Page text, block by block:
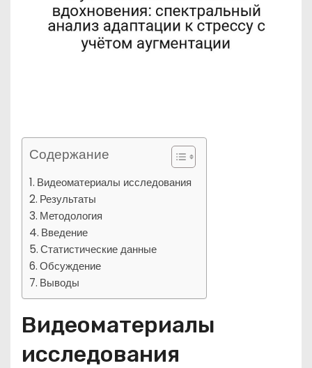
Содержание
Видеоматериалы исследования
Результаты
Методология
Введение
Статистические данные
Обсуждение
Выводы
Видеоматериалы
исследования